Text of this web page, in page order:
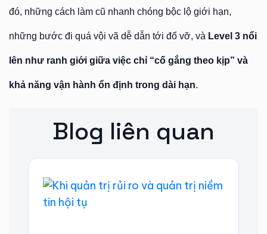
đó, những cách làm cũ nhanh chóng bộc lộ giới hạn,
những bước đi quá vội vã dễ dẫn tới đổ vỡ, và Level 3 nổi
lên như ranh giới giữa việc chỉ “cố gắng theo kịp” và
khả năng vận hành ổn định trong dài hạn.
Blog liên quan